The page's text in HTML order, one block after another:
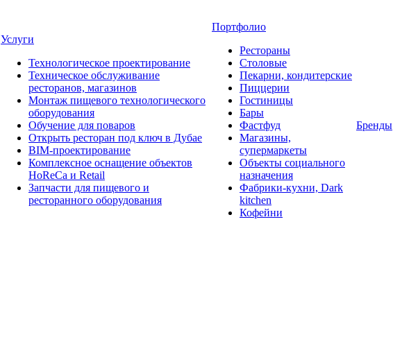
Услуги
Технологическое проектирование
Техническое обслуживание
ресторанов, магазинов
Монтаж пищевого технологического
оборудования
Обучение для поваров
Открыть ресторан под ключ в Дубае
BIM-проектирование
Комплексное оснащение объектов
HoReCa и Retail
Запчасти для пищевого и
ресторанного оборудования
Портфолио
Рестораны
Столовые
Пекарни, кондитерские
Пиццерии
Гостиницы
Бары
Фастфуд
Магазины,
супермаркеты
Объекты социального
назначения
Фабрики-кухни, Dark
kitchen
Кофейни
Бренды